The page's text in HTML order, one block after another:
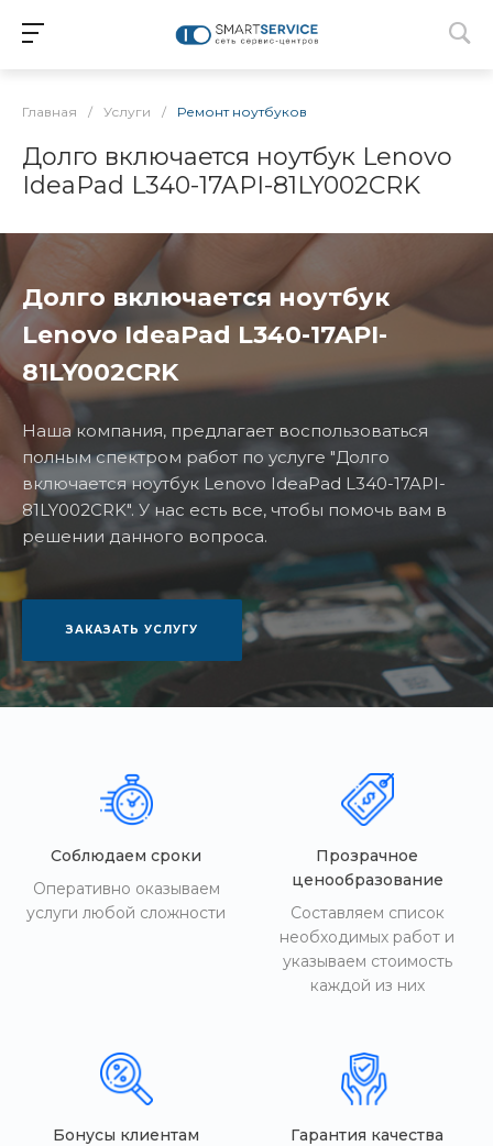
Главная / Услуги / Ремонт ноутбуков
Долго включается ноутбук Lenovo
IdeaPad L340-17API-81LY002CRK
Долго включается ноутбук
Lenovo IdeaPad L340-17API-
81LY002CRK
Наша компания, предлагает воспользоваться
полным спектром работ по услуге "Долго
включается ноутбук Lenovo IdeaPad L340-17API-
81LY002CRK". У нас есть все, чтобы помочь вам в
решении данного вопроса.
ЗАКАЗАТЬ УСЛУГУ
Соблюдаем сроки
Оперативно оказываем
услуги любой сложности
Прозрачное
ценообразование
Составляем список
необходимых работ и
указываем стоимость
каждой из них
Бонусы клиентам
Гарантия качества